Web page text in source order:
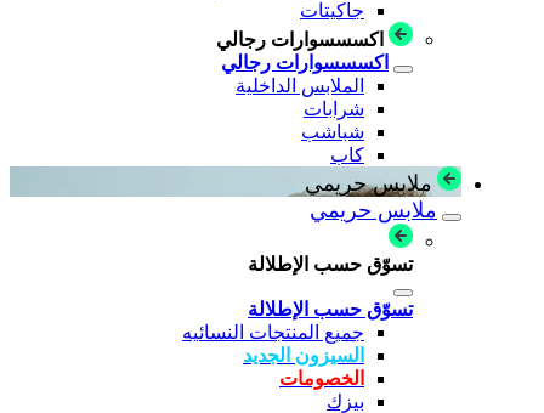
جاكيتات
اكسسسوارات رجالي
اكسسسوارات رجالي
الملابس الداخلية
شرابات
شباشب
كاب
ملابس حريمي
ملابس حريمي
تسوّق حسب الإطلالة
تسوّق حسب الإطلالة
جميع المنتجات النسائيه
السيزون الجديد
الخصومات
بيزك